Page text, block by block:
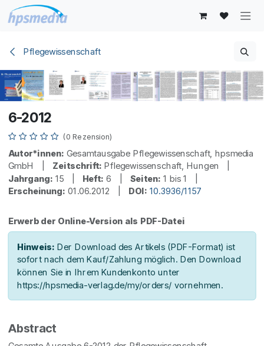
Zum Inhalt springen
Pflegewissenschaft
6-2012
(0 Rezension)
Autor*innen: Gesamtausgabe Pflegewissenschaft, hpsmedia
GmbH | Zeitschrift: Pflegewissenschaft, Hungen |
Jahrgang: 15 | Heft: 6 | Seiten: 1 bis 1 |
Erscheinung: 01.06.2012 | DOI: 10.3936/1157
Erwerb der Online-Version als PDF-Datei
Hinweis: Der Download des Artikels (PDF-Format) ist
sofort nach dem Kauf/Zahlung möglich. Den Download
können Sie in Ihrem Kundenkonto unter
https://hpsmedia-verlag.de/my/orders/ vornehmen.
Abstract